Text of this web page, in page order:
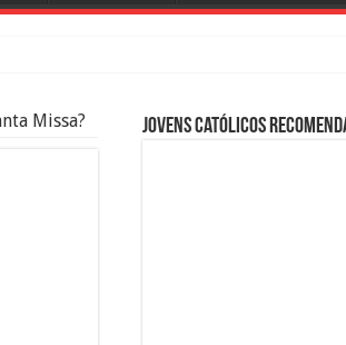
Vai Tocar os Católicos no Cinema
Missa? Jovens Católicos